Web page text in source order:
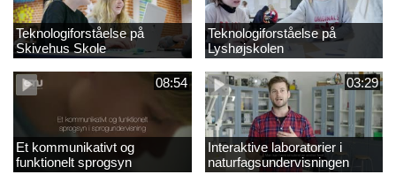
Teknologiforståelse på
Skivehus Skole
Teknologiforståelse på
Lyshøjskolen
08:54
Et kommunikativt og
funktionelt sprogsyn
03:29
Interaktive laboratorier i
naturfagsundervisningen